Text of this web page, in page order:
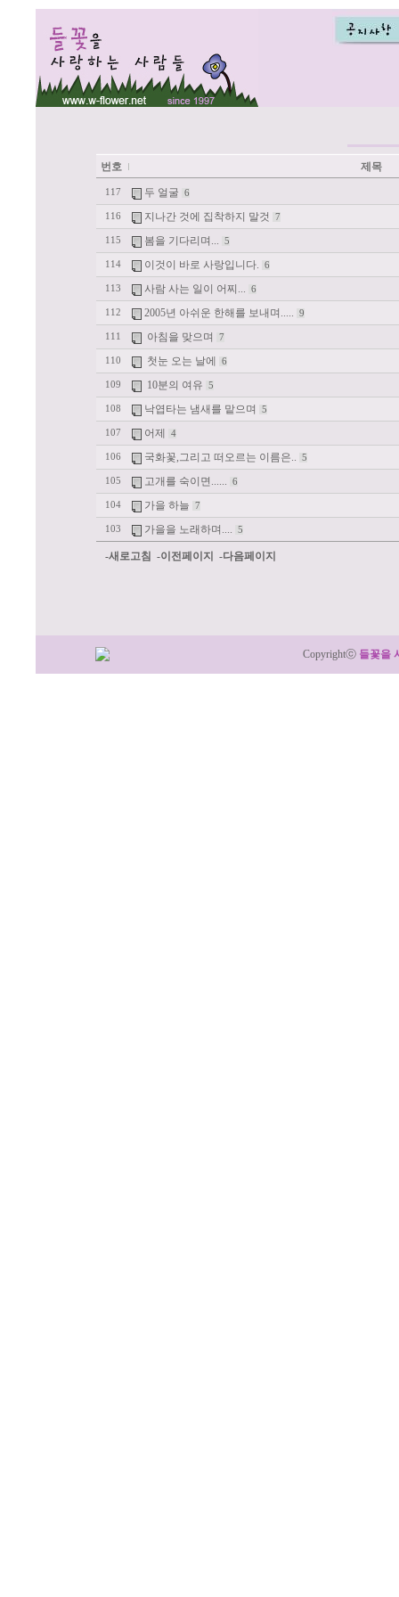
번호 제목
117 두 얼굴 6
116 지나간 것에 집착하지 말것 7
115 봄을 기다리며... 5
114 이것이 바로 사랑입니다. 6
113 사람 사는 일이 어찌... 6
112 2005년 아쉬운 한해를 보내며..... 9
111 아침을 맞으며 7
110 첫눈 오는 날에 6
109 10분의 여유 5
108 낙엽타는 냄새를 맡으며 5
107 어제 4
106 국화꽃,그리고 떠오르는 이름은.. 5
105 고개를 숙이면...... 6
104 가을 하늘 7
103 가을을 노래하며.... 5
-새로고침 -이전페이지 -다음페이지
Copyrightⓒ 들꽃을